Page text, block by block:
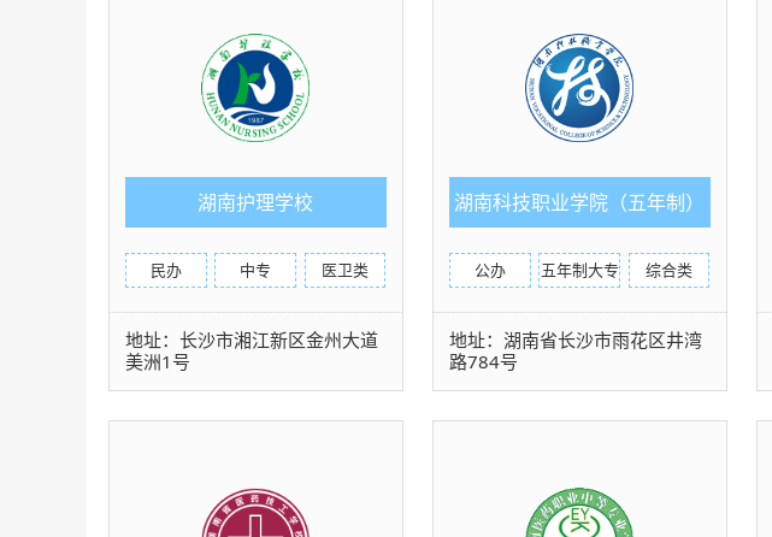
湖南护理学校
民办 中专 医卫类
地址：长沙市湘江新区金州大道
美洲1号
湖南科技职业学院（五年制）
公办 五年制大专 综合类
地址：湖南省长沙市雨花区井湾
路784号